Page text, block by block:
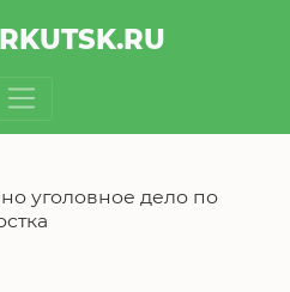
.RU
уголовное дело по